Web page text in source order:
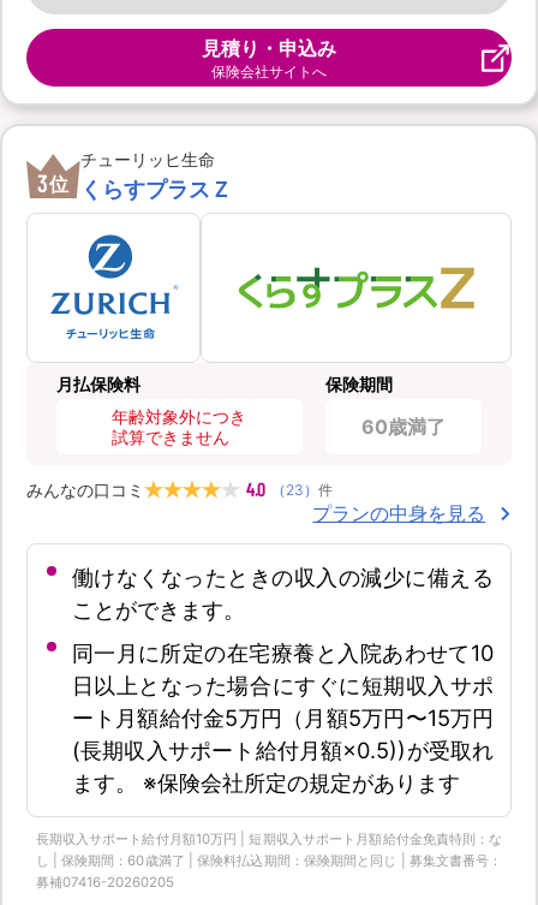
見積り・申込み
保険会社サイトへ
3位
チューリッヒ生命
くらすプラスＺ
月払保険料
年齢対象外につき
試算できません
保険期間
60歳満了
みんなの口コミ 4.0 （ 23 ） 件
プランの中身を見る
働けなくなったときの収入の減少に備える
ことができます。
同一月に所定の在宅療養と入院あわせて10
日以上となった場合にすぐに短期収入サポ
ート月額給付金5万円（月額5万円〜15万円
(長期収入サポート給付月額×0.5))が受取れ
ます。 ※保険会社所定の規定があります
長期収入サポート給付月額10万円 | 短期収入サポート月額給付金免責特則：な
し | 保険期間：60歳満了 | 保険料払込期間：保険期間と同じ | 募集文書番号：
募補07416-20260205